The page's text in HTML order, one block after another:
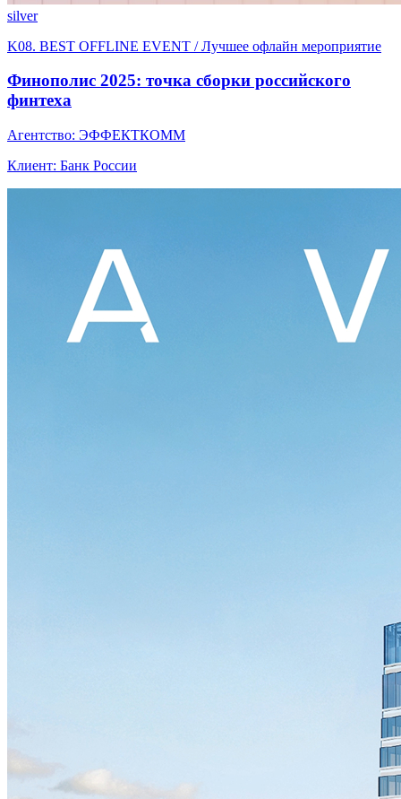
silver
K08. BEST OFFLINE EVENT / Лучшее офлайн мероприятие
Финополис 2025: точка сборки российского
финтеха
Агентство: ЭФФЕКТКОММ
Клиент: Банк России